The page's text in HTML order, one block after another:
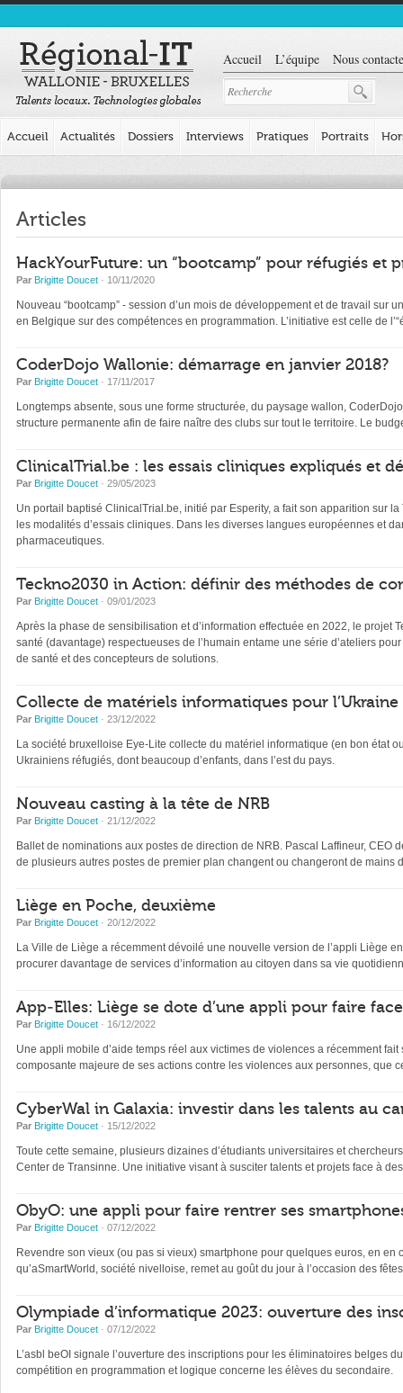
Accueil L’équipe Nous
Accueil Actualités Dossiers Interviews Pratiques Portraits
Articles
HackYourFuture: un “bootcamp” pour réfugiés et
Par Brigitte Doucet · 10/11/2020
Nouveau “bootcamp” - session d’un mois de développement et de travail
en Belgique sur des compétences en programmation. L’initiative est celle de
CoderDojo Wallonie: démarrage en janvier 2018?
Par Brigitte Doucet · 17/11/2017
Longtemps absente, sous une forme structurée, du paysage wallon,
structure permanente afin de faire naître des clubs sur tout le territoire. Le
ClinicalTrial.be : les essais cliniques expliqués et
Par Brigitte Doucet · 29/05/2023
Un portail baptisé ClinicalTrial.be, initié par Esperity, a fait son apparition sur
les modalités d’essais cliniques. Dans les diverses langues européennes et
pharmaceutiques.
Teckno2030 in Action: définir des méthodes de
Par Brigitte Doucet · 09/01/2023
Après la phase de sensibilisation et d’information effectuée en 2022, le projet
santé (davantage) respectueuses de l’humain entame une série d’ateliers
de santé et des concepteurs de solutions.
Collecte de matériels informatiques pour l’Ukraine
Par Brigitte Doucet · 23/12/2022
La société bruxelloise Eye-Lite collecte du matériel informatique (en bon état
Ukrainiens réfugiés, dont beaucoup d’enfants, dans l’est du pays.
Nouveau casting à la tête de NRB
Par Brigitte Doucet · 21/12/2022
Ballet de nominations aux postes de direction de NRB. Pascal Laffineur,
de plusieurs autres postes de premier plan changent ou changeront de mains
Liège en Poche, deuxième
Par Brigitte Doucet · 20/12/2022
La Ville de Liège a récemment dévoilé une nouvelle version de l’appli Liège
procurer davantage de services d’information au citoyen dans sa vie
App-Elles: Liège se dote d’une appli pour faire
Par Brigitte Doucet · 16/12/2022
Une appli mobile d’aide temps réel aux victimes de violences a récemment
composante majeure de ses actions contre les violences aux personnes, que
CyberWal in Galaxia: investir dans les talents au
Par Brigitte Doucet · 15/12/2022
Toute cette semaine, plusieurs dizaines d’étudiants universitaires et
Center de Transinne. Une initiative visant à susciter talents et projets face à
ObyO: une appli pour faire rentrer ses
Par Brigitte Doucet · 07/12/2022
Revendre son vieux (ou pas si vieux) smartphone pour quelques euros, en
qu’aSmartWorld, société nivelloise, remet au goût du jour à l’occasion des
Olympiade d’informatique 2023: ouverture des
Par Brigitte Doucet · 07/12/2022
L’asbl beOI signale l’ouverture des inscriptions pour les éliminatoires belges
compétition en programmation et logique concerne les élèves du secondaire.